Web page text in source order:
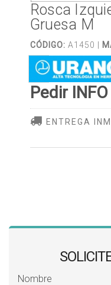
Rosca
Gruesa M
CÓDIGO: A1450 |
Pedir INFO
ENTREGA
Nombre